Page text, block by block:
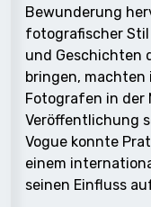
Bewunderung
fotografischer Stil
und Geschichten
bringen,
Fotografen in der
Veröffentlichung
Vogue konnte
einem
seinen Einfluss